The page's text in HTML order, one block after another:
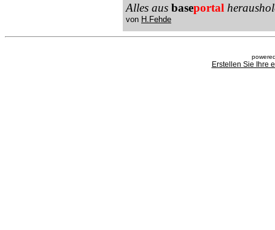
Alles aus baseportal
von H.Fehde
Erstellen Sie Ihre